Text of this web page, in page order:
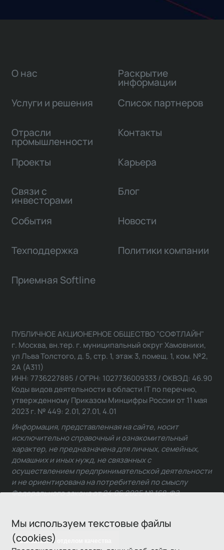
Мы используем текстовые файлы
(cookies)
О нас
Услуги и решения
Отрасли
промышленности
Проекты
Связи с
инвесторами
Раскрытие
информации
Список партнеров
Контакты
Карьера
Блог
События Новости
Техподдержка Политики компании
Приемная Softline
Связаться с отделом качества
ПУБЛИЧНОЕ АКЦИОНЕРНОЕ ОБЩЕСТВО "СОФТЛАЙН"
г. Москва, вн.тер. г. муниципальный округ Хамовники,
ул Льва Толстого, д. 5, стр. 1, этаж 3, помещ. 1, ком. №2,
2А (А311)
ИНН: 7736227885 / ОГРН: 1027736009333 / ОКВЭД: 46.90
Коды видов деятельности в области IT по перечню,
утвержденному Приказом Минцифры России от 11 мая
2023 г. № 449: 2.01, 27.01, 4.01
Информация, представленная на сайте, носит
исключительно справочный и ознакомительный
характер, не предназначена для личных, семейных,
домашних и иных нужд, не связанных с
осуществлением предпринимательской деятельности
и не ориентирована на потребителей по смыслу
Федерального закона от 24.06.2025 № 168-ФЗ.